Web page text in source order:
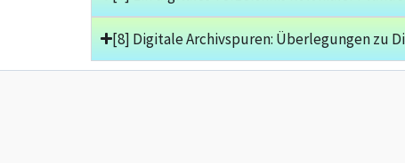
[8] Digitale Archivspuren: Überlegungen zu